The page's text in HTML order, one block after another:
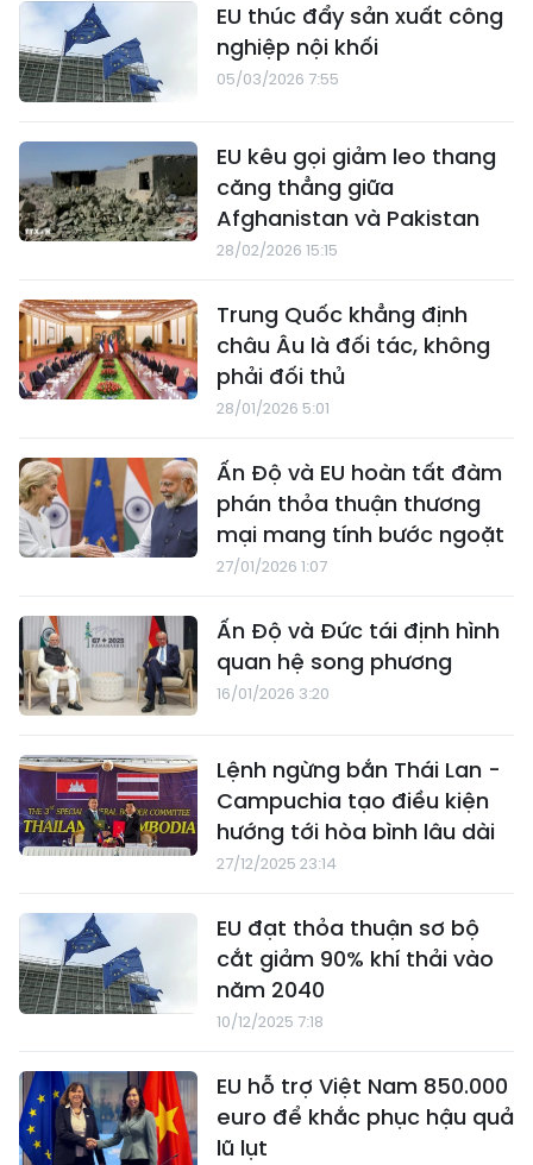
EU thúc đẩy sản xuất công
nghiệp nội khối
05/03/2026 7:55
EU kêu gọi giảm leo thang
căng thẳng giữa
Afghanistan và Pakistan
28/02/2026 15:15
Trung Quốc khẳng định
châu Âu là đối tác, không
phải đối thủ
28/01/2026 5:01
Ấn Độ và EU hoàn tất đàm
phán thỏa thuận thương
mại mang tính bước ngoặt
27/01/2026 1:07
Ấn Độ và Đức tái định hình
quan hệ song phương
16/01/2026 3:20
Lệnh ngừng bắn Thái Lan -
Campuchia tạo điều kiện
hướng tới hòa bình lâu dài
27/12/2025 23:14
EU đạt thỏa thuận sơ bộ
cắt giảm 90% khí thải vào
năm 2040
10/12/2025 7:18
EU hỗ trợ Việt Nam 850.000
euro để khắc phục hậu quả
lũ lụt